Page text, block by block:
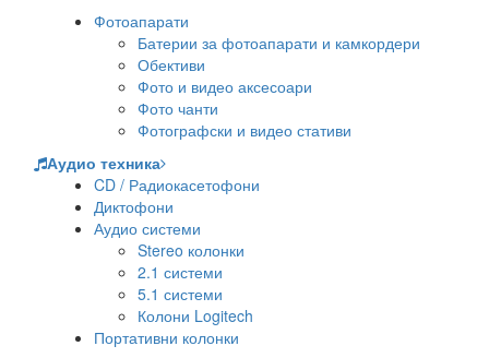
Фотоапарати
Батерии за фотоапарати и камкордери
Обективи
Фото и видео аксесоари
Фото чанти
Фотографски и видео стативи
Аудио техника
CD / Радиокасетофони
Диктофони
Аудио системи
Stereo колонки
2.1 системи
5.1 системи
Колони Logitech
Портативни колонки